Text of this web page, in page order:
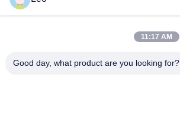
11:17 AM
Good day, what product are you looking for?